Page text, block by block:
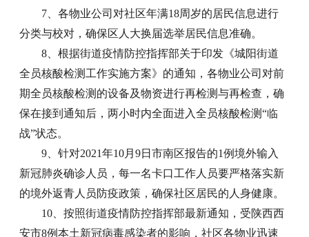
7、各物业公司对社区年满18周岁的居民信息进行
分类与校对，确保区人大换届选举居民信息准确。
8、根据街道疫情防控指挥部关于印发《城阳街道
全员核酸检测工作实施方案》的通知，各物业公司对前
期全员核酸检测的设备及物资进行再检测与再检查，确
保在接到通知后，两小时内全面进入全员核酸检测“临
战”状态。
9、针对2021年10月9日市南区报告的1例境外输入
新冠肺炎确诊人员，每一名卡口工作人员要严格落实新
的境外返青人员防疫政策，确保社区居民的人身健康。
10、按照街道疫情防控指挥部最新通知，受陕西西
安市8例本土新冠病毒感染者的影响，社区各物业迅速